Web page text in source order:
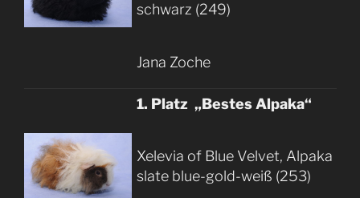
schwarz (249)
Jana Zoche
1. Platz „Bestes Alpaka“
Xelevia of Blue Velvet, Alpaka
slate blue-gold-weiß (253)